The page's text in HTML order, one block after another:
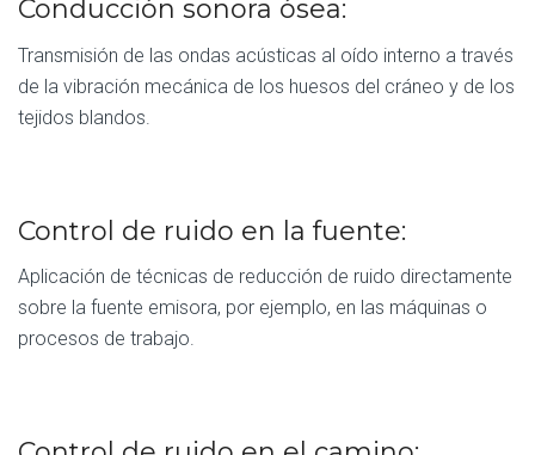
Conducción sonora ósea:
Transmisión de las ondas acústicas al oído interno a través
de la vibración mecánica de los huesos del cráneo y de los
tejidos blandos.
Control de ruido en la fuente:
Aplicación de técnicas de reducción de ruido directamente
sobre la fuente emisora, por ejemplo, en las máquinas o
procesos de trabajo.